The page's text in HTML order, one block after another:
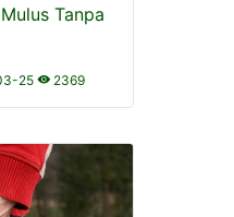
Tanpa
25 2369